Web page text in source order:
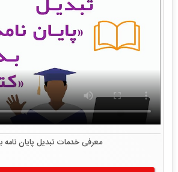
معرفی خدمات تبدیل پایان نامه